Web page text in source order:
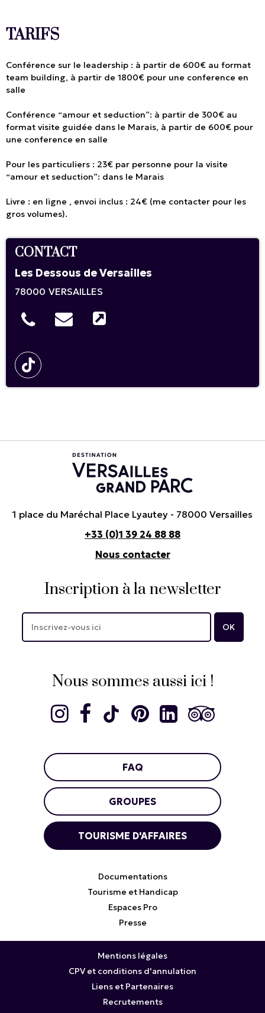
TARIFS
Conférence sur le leadership : à partir de 600€ au format
team building, à partir de 1800€ pour une conference en
salle
Conférence “amour et seduction”: à partir de 300€ au
format visite guidée dans le Marais, à partir de 600€ pour
une conference en salle
Pour les particuliers : 23€ par personne pour la visite
“amour et seduction”: dans le Marais
Livre : en ligne , envoi inclus : 24€ (me contacter pour les
gros volumes).
CONTACT
Les Dessous de Versailles
78000 VERSAILLES
1 place du Maréchal Place Lyautey - 78000 Versailles
+33 (0)1 39 24 88 88
Nous contacter
Inscription à la newsletter
Nous sommes aussi ici !
FAQ
GROUPES
TOURISME D'AFFAIRES
Documentations
Tourisme et Handicap
Espaces Pro
Presse
Mentions légales
CPV et conditions d'annulation
Liens et Partenaires
Recrutements